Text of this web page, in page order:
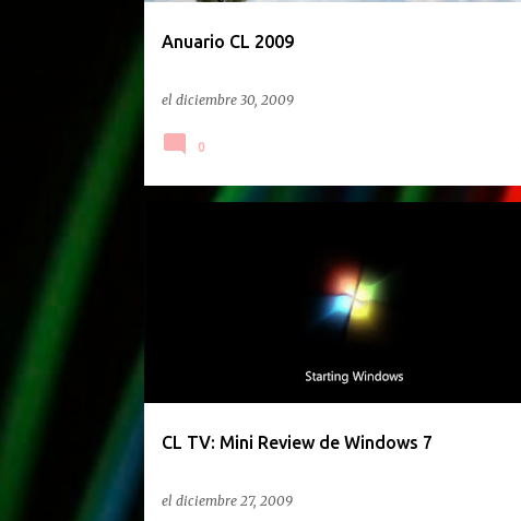
d
a
Anuario CL 2009
el diciembre 30, 2009
0
CL TV: Mini Review de Windows 7
el diciembre 27, 2009